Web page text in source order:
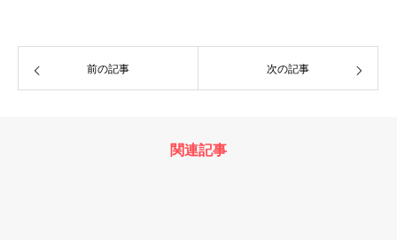
前の記事 次の記事
関連記事